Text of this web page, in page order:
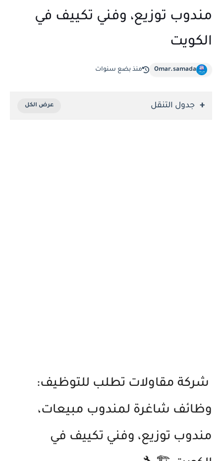
مندوب توزيع، وفني تكييف في
الكويت
Omar.samada منذ بضع سنوات
جدول التنقل
شركة مقاولات تطلب للتوظيف:
وظائف شاغرة لمندوب مبيعات،
مندوب توزيع، وفني تكييف في